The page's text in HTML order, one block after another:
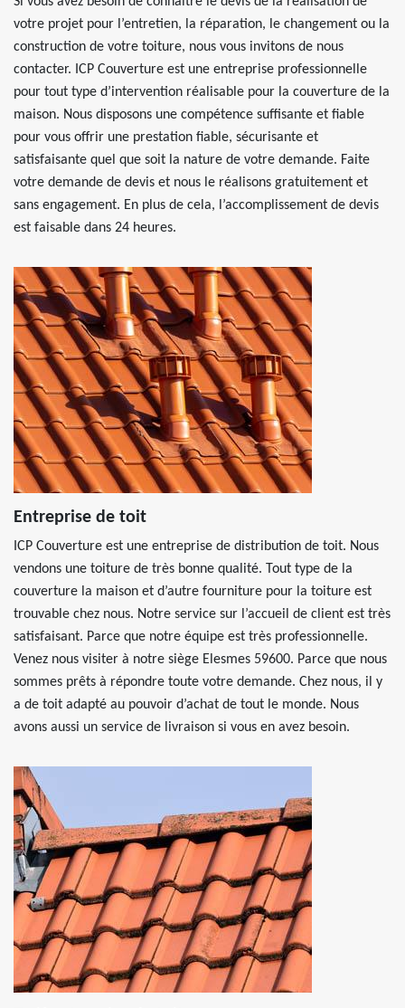
votre projet pour l’entretien, la réparation, le changement ou la
construction de votre toiture, nous vous invitons de nous
contacter. ICP Couverture est une entreprise professionnelle
pour tout type d’intervention réalisable pour la couverture de la
maison. Nous disposons une compétence suffisante et fiable
pour vous offrir une prestation fiable, sécurisante et
satisfaisante quel que soit la nature de votre demande. Faite
votre demande de devis et nous le réalisons gratuitement et
sans engagement. En plus de cela, l’accomplissement de devis
est faisable dans 24 heures.
Entreprise de toit
ICP Couverture est une entreprise de distribution de toit. Nous
vendons une toiture de très bonne qualité. Tout type de la
couverture la maison et d’autre fourniture pour la toiture est
trouvable chez nous. Notre service sur l’accueil de client est très
satisfaisant. Parce que notre équipe est très professionnelle.
Venez nous visiter à notre siège Elesmes 59600. Parce que nous
sommes prêts à répondre toute votre demande. Chez nous, il y
a de toit adapté au pouvoir d’achat de tout le monde. Nous
avons aussi un service de livraison si vous en avez besoin.